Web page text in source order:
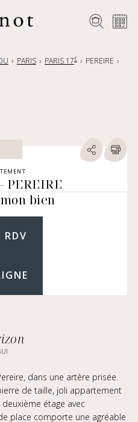
PARIS PARIS 17E
PEREIRE
- PEREIRE
bien
RDV
dans une artère prisée.
de taille, joli appartement
étage avec
place comporte une agréable